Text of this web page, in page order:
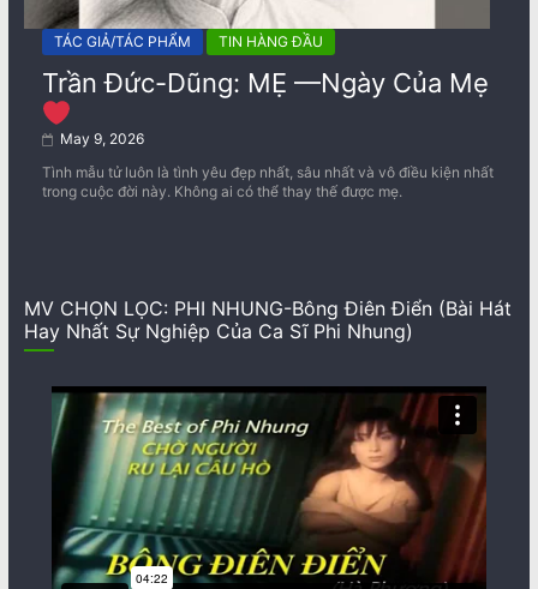
TÁC GIẢ/TÁC PHẨM TIN HÀNG ĐẦU
Trần Đức-Dũng: MẸ —Ngày Của Mẹ
May 9, 2026
Tình mẫu tử luôn là tình yêu đẹp nhất, sâu nhất và vô điều kiện nhất
trong cuộc đời này. Không ai có thể thay thế được mẹ.
MV CHỌN LỌC: PHI NHUNG-Bông Điên Điển (Bài Hát
Hay Nhất Sự Nghiệp Của Ca Sĩ Phi Nhung)